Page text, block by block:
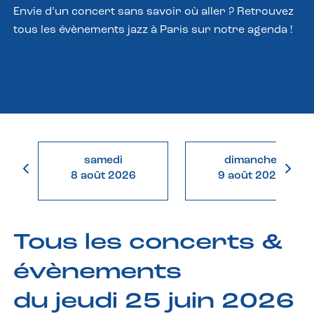
Envie d’un concert sans savoir où aller ? Retrouvez
tous les évènements jazz à Paris sur notre agenda !
samedi
8 août 2026
dimanche
9 août 2026
Tous les concerts &
évènements
du jeudi 25 juin 2026